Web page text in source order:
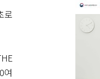
로
여